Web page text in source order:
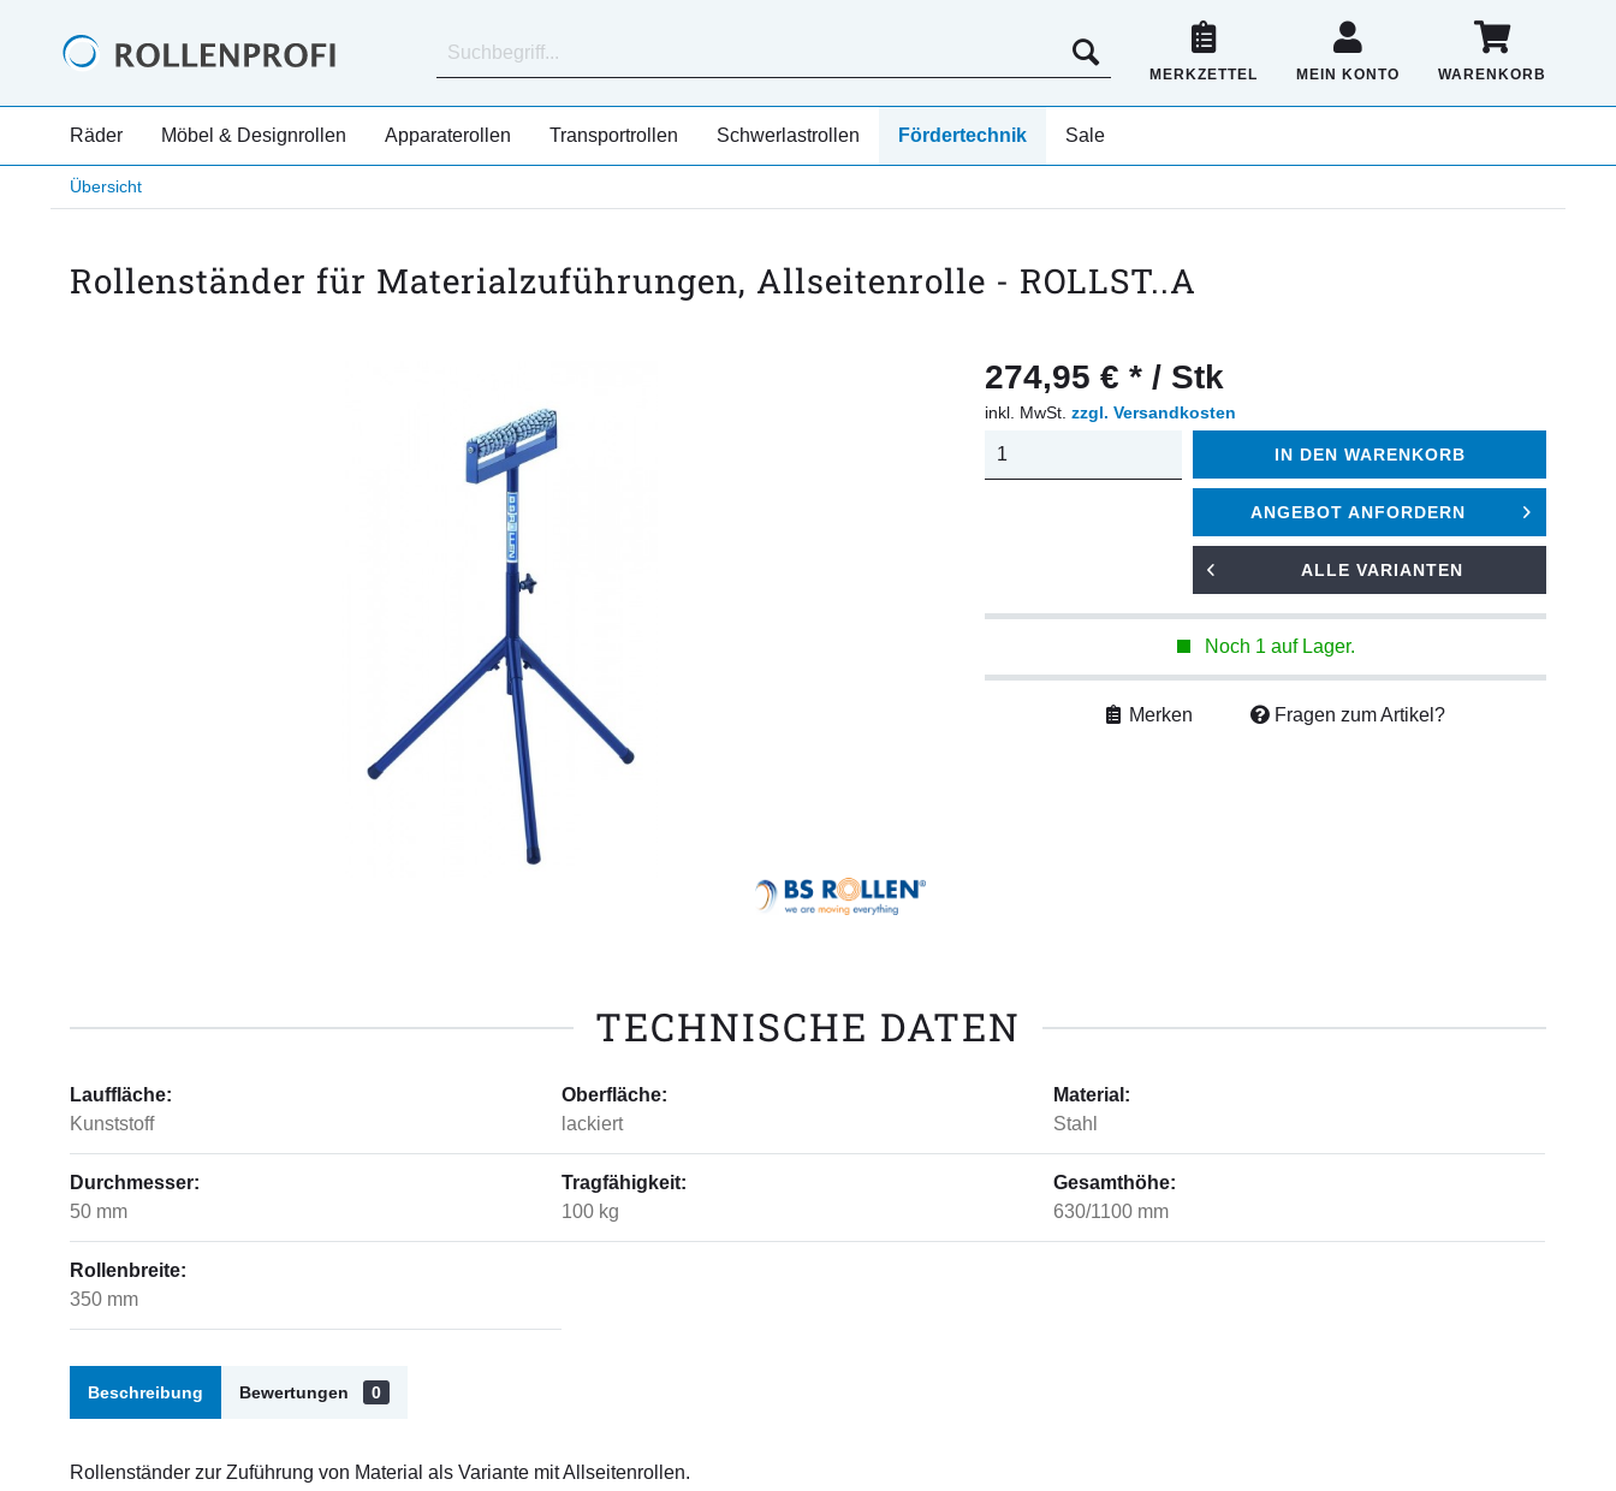
MERKZETTEL MEIN KONTO WARENKORB
Räder Möbel & Designrollen Apparaterollen Transportrollen Schwerlastrollen Fördertechnik Sale
Übersicht
Rollenständer für Materialzuführungen, Allseitenrolle - ROLLST..A
274,95 € * / Stk
inkl. MwSt.zzgl. Versandkosten
IN DEN WARENKORB
ANGEBOT ANFORDERN
ALLE VARIANTEN
Noch 1 auf Lager.
Merken Fragen zum Artikel?
TECHNISCHE DATEN
Lauffläche:
Kunststoff
Oberfläche:
lackiert
Material:
Stahl
Durchmesser:
50 mm
Tragfähigkeit:
100 kg
Gesamthöhe:
630/1100 mm
Rollenbreite:
350 mm
Beschreibung Bewertungen 0
Rollenständer zur Zuführung von Material als Variante mit Allseitenrollen.